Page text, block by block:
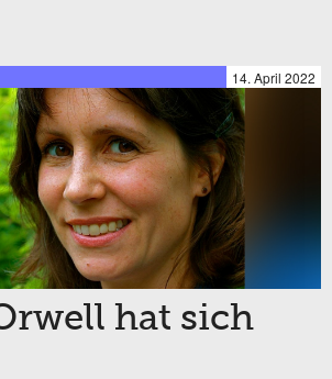
14. April 2022
hat sich